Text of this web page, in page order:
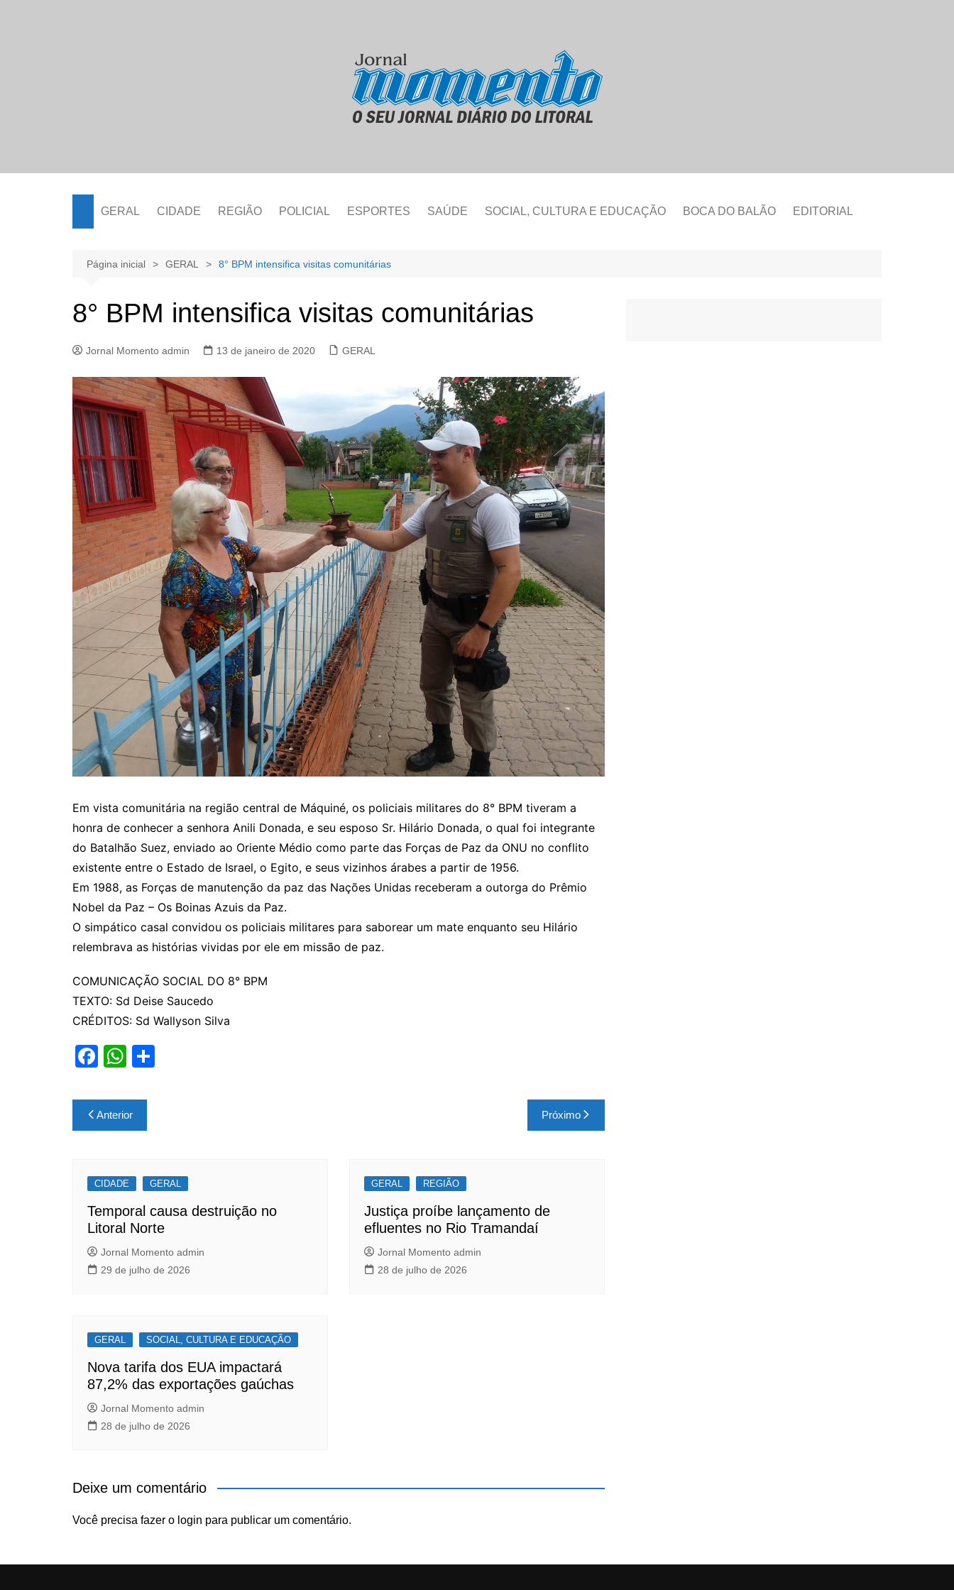
GERAL CIDADE REGIÃO POLICIAL ESPORTES SAÚDE SOCIAL, CULTURA E EDUCAÇÃO BOCA DO BALÃO EDITORIAL
Página inicial GERAL 8° BPM intensifica visitas comunitárias
8° BPM intensifica visitas comunitárias
Jornal Momento admin 13 de janeiro de 2020 GERAL
Em vista comunitária na região central de Máquiné, os policiais militares do 8° BPM tiveram a
honra de conhecer a senhora Anili Donada, e seu esposo Sr. Hilário Donada, o qual foi integrante
do Batalhão Suez, enviado ao Oriente Médio como parte das Forças de Paz da ONU no conflito
existente entre o Estado de Israel, o Egito, e seus vizinhos árabes a partir de 1956.
Em 1988, as Forças de manutenção da paz das Nações Unidas receberam a outorga do Prêmio
Nobel da Paz – Os Boinas Azuis da Paz.
O simpático casal convidou os policiais militares para saborear um mate enquanto seu Hilário
relembrava as histórias vividas por ele em missão de paz.
COMUNICAÇÃO SOCIAL DO 8° BPM
TEXTO: Sd Deise Saucedo
CRÉDITOS: Sd Wallyson Silva
F
c
e
o
o
k
W
at
s
p
p
Navegação
de
Anterior Próximo
CIDADE GERAL
Temporal causa destruição no
Litoral Norte
Jornal Momento admin
29 de julho de 2026
GERAL REGIÃO
Justiça proíbe lançamento de
efluentes no Rio Tramandaí
Jornal Momento admin
28 de julho de 2026
GERAL SOCIAL, CULTURA E EDUCAÇÃO
Nova tarifa dos EUA impactará
87,2% das exportações gaúchas
Jornal Momento admin
28 de julho de 2026
Deixe um comentário
Você precisa fazer o login para publicar um comentário.